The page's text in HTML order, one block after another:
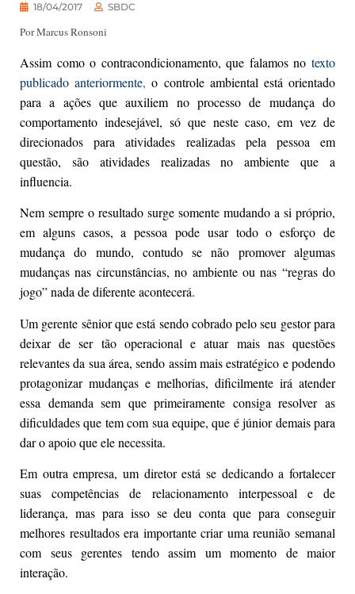
18/04/2017 SBDC
Por Marcus Ronsoni
Assim como o contracondicionamento, que falamos no texto
publicado anteriormente, o controle ambiental está orientado
para a ações que auxiliem no processo de mudança do
comportamento indesejável, só que neste caso, em vez de
direcionados para atividades realizadas pela pessoa em
questão, são atividades realizadas no ambiente que a
influencia.
Nem sempre o resultado surge somente mudando a si próprio,
em alguns casos, a pessoa pode usar todo o esforço de
mudança do mundo, contudo se não promover algumas
mudanças nas circunstâncias, no ambiente ou nas “regras do
jogo” nada de diferente acontecerá.
Um gerente sênior que está sendo cobrado pelo seu gestor para
deixar de ser tão operacional e atuar mais nas questões
relevantes da sua área, sendo assim mais estratégico e podendo
protagonizar mudanças e melhorias, dificilmente irá atender
essa demanda sem que primeiramente consiga resolver as
dificuldades que tem com sua equipe, que é júnior demais para
dar o apoio que ele necessita.
Em outra empresa, um diretor está se dedicando a fortalecer
suas competências de relacionamento interpessoal e de
liderança, mas para isso se deu conta que para conseguir
melhores resultados era importante criar uma reunião semanal
com seus gerentes tendo assim um momento de maior
interação.